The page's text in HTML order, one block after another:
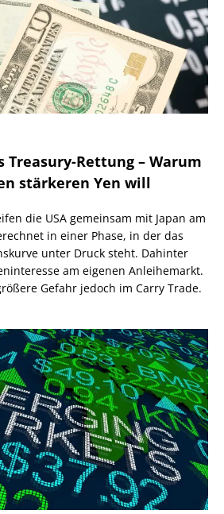
Treasury-Rettung – Warum
stärkeren Yen will
die USA gemeinsam mit Japan am
in einer Phase, in der das
unter Druck steht. Dahinter
am eigenen Anleihemarkt.
Gefahr jedoch im Carry Trade.